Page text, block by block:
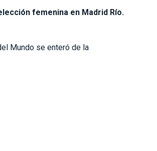
femenina en Madrid Río.
Mundo se enteró de la